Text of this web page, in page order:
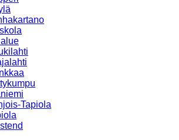
Tapiola